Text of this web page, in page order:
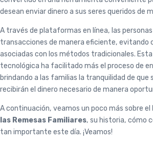
desean enviar dinero a sus seres queridos de
A través de plataformas en línea, las
transacciones de manera eficiente, evitando
asociadas con los métodos tradicionales.
tecnológica ha facilitado más el proceso de
brindando a las familias la tranquilidad de que
recibirán el dinero necesario de manera
A continuación, veamos un poco más sobre el
las Remesas Familiares, su historia, cómo
tan importante este día. ¡Veamos!